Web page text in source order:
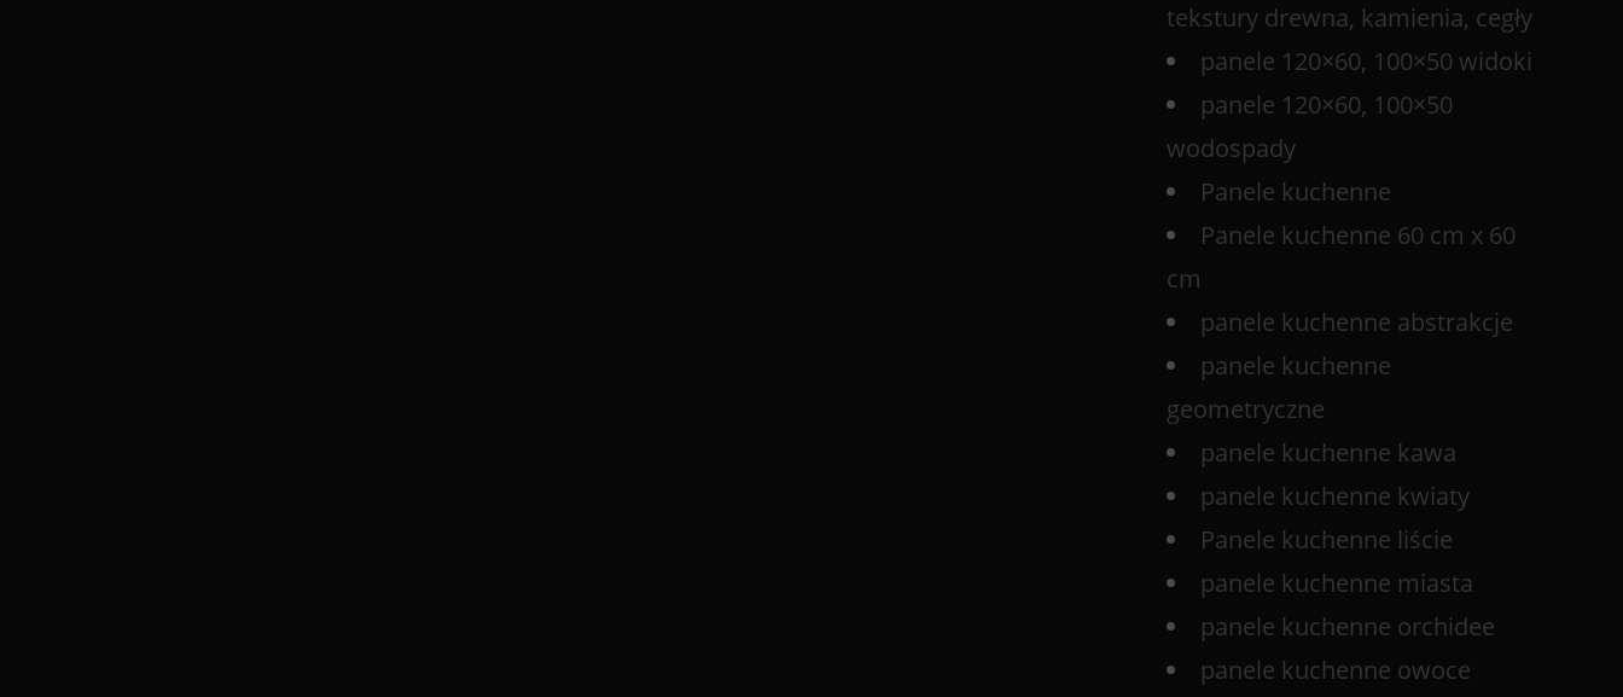
tekstury drewna, kamienia, cegły
panele 120×60, 100×50 widoki
panele 120×60, 100×50
wodospady
Panele kuchenne
Panele kuchenne 60 cm x 60
cm
panele kuchenne abstrakcje
panele kuchenne
geometryczne
panele kuchenne kawa
panele kuchenne kwiaty
Panele kuchenne liście
panele kuchenne miasta
panele kuchenne orchidee
panele kuchenne owoce